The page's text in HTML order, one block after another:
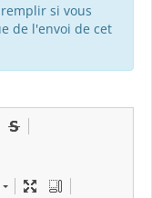
si vous
de l'envoi de cet